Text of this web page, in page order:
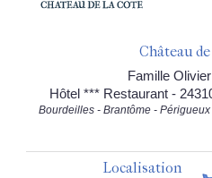
Château
Famille
Hôtel *** Restaurant -
Bourdeilles - Brantôme -
Localisation